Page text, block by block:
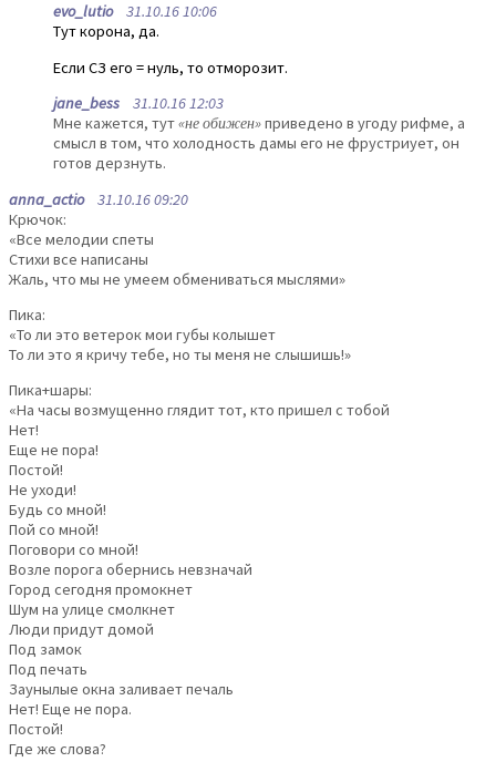
evo_lutio31.10.16 10:06
Тут корона, да.
Если СЗ его = нуль, то отморозит.
jane_bess 31.10.16 12:03
Мне кажется, тут«не обижен»приведено в угоду рифме, а
смысл в том, что холодность дамы его не фрустриует, он
готов дерзнуть.
anna_actio31.10.16 09:20
Крючок:
«Все мелодии спеты
Стихи все написаны
Жаль, что мы не умеем обмениваться мыслями»
Пика:
«То ли это ветерок мои губы колышет
То ли это я кричу тебе, но ты меня не слышишь!»
Пика+шары:
«На часы возмущенно глядит тот, кто пришел с тобой
Нет!
Еще не пора!
Постой!
Не уходи!
Будь со мной!
Пой со мной!
Поговори со мной!
Возле порога обернись невзначай
Город сегодня промокнет
Шум на улице смолкнет
Люди придут домой
Под замок
Под печать
Заунылые окна заливает печаль
Нет! Еще не пора.
Постой!
Где же слова?